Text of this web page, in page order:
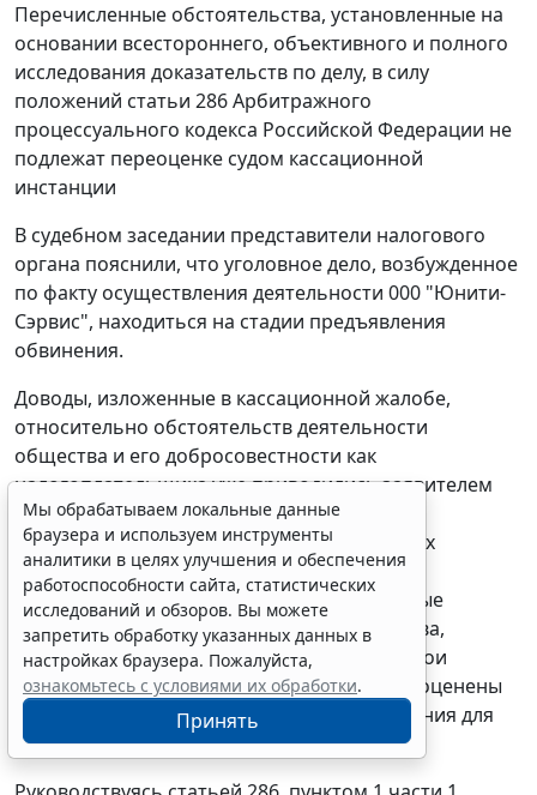
Перечисленные обстоятельства, установленные на
основании всестороннего, объективного и полного
исследования доказательств по делу, в силу
положений статьи 286Арбитражного
процессуального кодекса Российской Федерации не
подлежат переоценке судом кассационной
инстанции
В судебном заседании представители налогового
органа пояснили, что уголовное дело, возбужденное
по факту осуществления деятельности 000 "Юнити-
Сэрвис", находиться на стадии предъявления
обвинения.
Доводы, изложенные в кассационной жалобе,
относительно обстоятельств деятельности
общества и его добросовестности как
налогоплательщика уже приводились заявителем
при рассмотрении дела в судах первой и
апелляционной инстанций, в оспариваемых
судебных актах, вынесенных при новом
рассмотрении дела, содержаться подробные
пояснения по каждому из доводов общества,
обстоятельства, на которых основывает свои
требования заявитель, полно и подробно оценены
судами. При таких обстоятельствах основания для
отмены судебных актов отсутствуют.
Мы обрабатываем локальные данные
браузера и используем инструменты
аналитики в целях улучшения и обеспечения
работоспособности сайта, статистических
исследований и обзоров. Вы можете
запретить обработку указанных данных в
настройках браузера. Пожалуйста,
ознакомьтесь с условиями их обработки.
Принять